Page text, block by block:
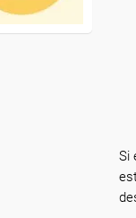
Si